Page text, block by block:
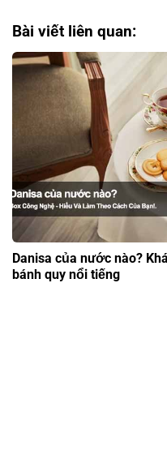
Bài viết liên quan:
Danisa của nước nào?
bánh quy nổi tiếng